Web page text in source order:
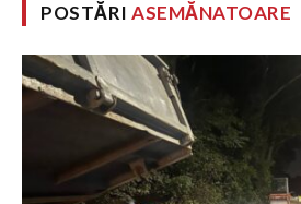
POSTĂRIASEMĂNATOARE